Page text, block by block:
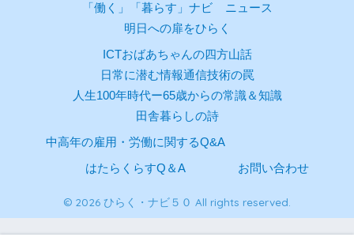
「働く」「暮らす」ナビ
ニュース
明日への扉をひらく
ICTおばあちゃんの四方山話
日常に潜む情報通信技術の罠
人生100年時代ー65歳からの常識＆知識
田舎暮らしの詩
中高年の雇用・労働に関するQ&A
はたらくらすQ＆A お問い合わせ
© 2026 ひらく・ナビ５０ All rights reserved.